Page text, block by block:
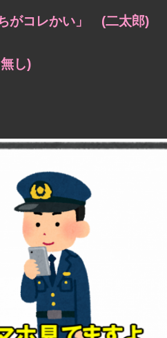
がコレかい」 (二太郎)
し)